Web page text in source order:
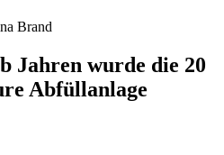
Brand
Jahren wurde die 20
Abfüllanlage